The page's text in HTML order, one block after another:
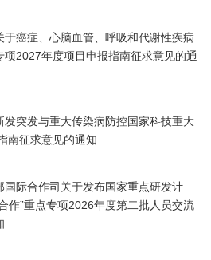
于癌症、心脑血管、呼吸和代谢性疾病
项2027年度项目申报指南征求意见的通
发突发与重大传染病防控国家科技重大
南征求意见的通知
国际合作司关于发布国家重点研发计
作”重点专项2026年度第二批人员交流